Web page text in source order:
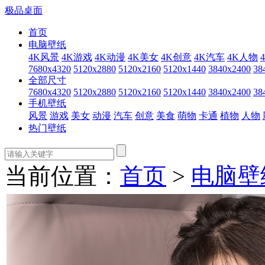
极品桌面
首页
电脑壁纸
4K风景 4K游戏 4K动漫 4K美女 4K创意 4K汽车 4K人物
7680x4320 5120x2880 5120x2160 5120x1440 3840x2400
全部尺寸
7680x4320 5120x2880 5120x2160 5120x1440 3840x2400
手机壁纸
风景 游戏 美女 动漫 汽车 创意 美食 萌物 卡通 植物 人物
热门壁纸
当前位置： 首页 > 电脑